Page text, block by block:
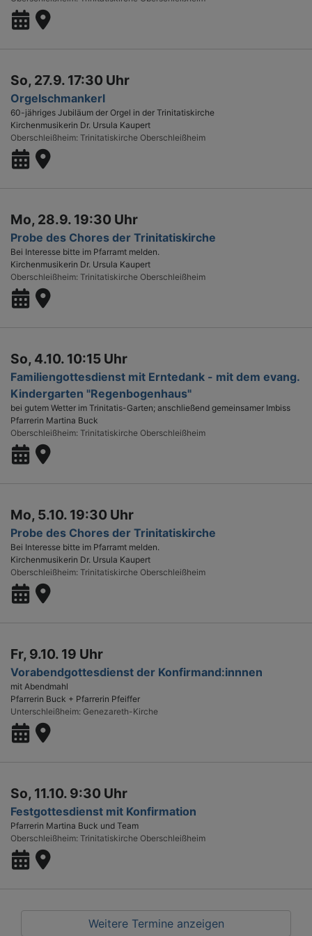
So, 27.9. 17:30 Uhr
Orgelschmankerl
60-jähriges Jubiläum der Orgel in der Trinitatiskirche
Kirchenmusikerin Dr. Ursula Kaupert
Oberschleißheim Trinitatiskirche Oberschleißheim
Mo, 28.9. 19:30 Uhr
Probe des Chores der Trinitatiskirche
Bei Interesse bitte im Pfarramt melden.
Kirchenmusikerin Dr. Ursula Kaupert
Oberschleißheim Trinitatiskirche Oberschleißheim
So, 4.10. 10:15 Uhr
Familiengottesdienst mit Erntedank - mit dem evang.
Kindergarten "Regenbogenhaus"
bei gutem Wetter im Trinitatis-Garten; anschließend gemeinsamer Imbiss
Pfarrerin Martina Buck
Oberschleißheim Trinitatiskirche Oberschleißheim
Mo, 5.10. 19:30 Uhr
Probe des Chores der Trinitatiskirche
Bei Interesse bitte im Pfarramt melden.
Kirchenmusikerin Dr. Ursula Kaupert
Oberschleißheim Trinitatiskirche Oberschleißheim
Fr, 9.10. 19 Uhr
Vorabendgottesdienst der Konfirmand:innnen
mit Abendmahl
Pfarrerin Buck + Pfarrerin Pfeiffer
Unterschleißheim Genezareth-Kirche
So, 11.10. 9:30 Uhr
Festgottesdienst mit Konfirmation
Pfarrerin Martina Buck und Team
Oberschleißheim Trinitatiskirche Oberschleißheim
Weitere Termine anzeigen